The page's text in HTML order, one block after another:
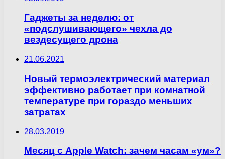
Гаджеты за неделю: от
«подслушивающего» чехла до
вездесущего дрона
21.06.2021
Новый термоэлектрический материал
эффективно работает при комнатной
температуре при гораздо меньших
затратах
28.03.2019
Месяц с Apple Watch: зачем часам «ум»?